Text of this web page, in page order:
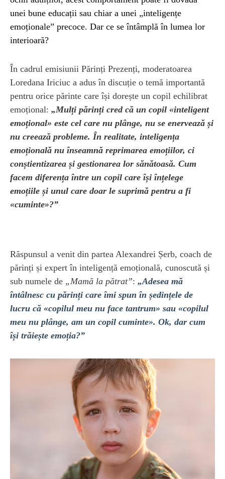
unei bune educații sau chiar a unei „inteligențe
emoționale” precoce. Dar ce se întâmplă în lumea lor
interioară?
În cadrul emisiunii Părinți Prezenți, moderatoarea
Loredana Iriciuc a adus în discuție o temă importantă
pentru orice părinte care își dorește un copil echilibrat
emoțional: „Mulți părinți cred că un copil «inteligent
emoțional» este cel care nu plânge, nu se enervează și
nu creează probleme. În realitate, inteligența
emoțională nu înseamnă reprimarea emoțiilor, ci
conștientizarea și gestionarea lor sănătoasă. Cum
facem diferența între un copil care își înțelege
emoțiile și unul care doar le suprimă pentru a fi
«cuminte»?”
Răspunsul a venit din partea Alexandrei Șerb, coach de
părinți și expert în inteligență emoțională, cunoscută și
sub numele de „Mamă la pătrat”: „Adesea mă
întâlnesc cu părinți care îmi spun în ședințele de
lucru că «copilul meu nu face tantrum» sau «copilul
meu nu plânge, am un copil cuminte». Ok, dar cum
își trăiește emoția?”